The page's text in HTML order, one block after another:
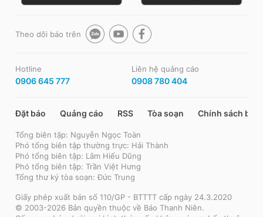
Theo dõi báo trên
Hotline
0906 645 777
Liên hệ quảng cáo
0908 780 404
Đặt báo Quảng cáo RSS Tòa soạn Chính sách bảo
Tổng biên tập: Nguyễn Ngọc Toàn
Phó tổng biên tập thường trực: Hải Thành
Phó tổng biên tập: Lâm Hiếu Dũng
Phó tổng biên tập: Trần Việt Hưng
Tổng thư ký tòa soạn: Đức Trung
Giấy phép xuất bản số 110/GP - BTTTT cấp ngày 24.3.2020
© 2003-2026 Bản quyền thuộc về Báo Thanh Niên.